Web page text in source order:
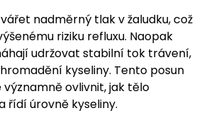
nadměrný tlak v žaludku, což
riziku refluxu. Naopak
udržovat stabilní tok trávení,
kyseliny. Tento posun
ovlivnit, jak tělo
řídí úrovně kyseliny.